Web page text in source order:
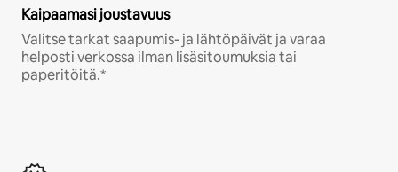
Kaipaamasi joustavuus
Valitse tarkat saapumis- ja lähtöpäivät ja varaa
helposti verkossa ilman lisäsitoumuksia tai
paperitöitä.*